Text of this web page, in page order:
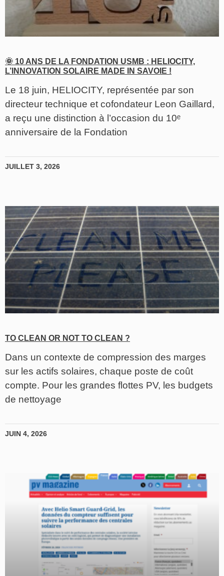
🌞 10 ANS DE LA FONDATION USMB : HELIOCITY,
L’INNOVATION SOLAIRE MADE IN SAVOIE !
Le 18 juin, HELIOCITY, représentée par son
directeur technique et cofondateur Leon Gaillard,
a reçu une distinction à l’occasion du 10ᵉ
anniversaire de la Fondation
JUILLET 3, 2026
TO CLEAN OR NOT TO CLEAN ?
Dans un contexte de compression des marges
sur les actifs solaires, chaque poste de coût
compte. Pour les grandes flottes PV, les budgets
de nettoyage
JUIN 4, 2026